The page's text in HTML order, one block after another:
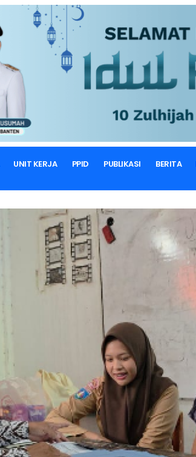
UNIT KERJA PPID PUBLIKASI BERITA
Berita